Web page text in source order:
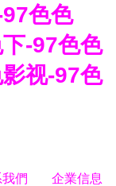
色色
-97色色
视-97色
們 企業信息